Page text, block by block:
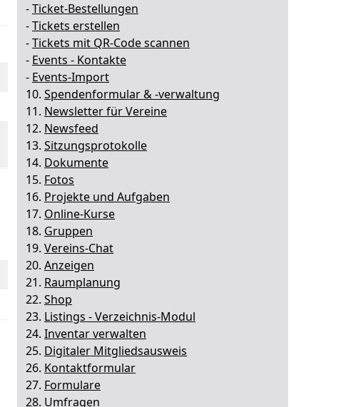
-Ticket-Bestellungen
-Tickets erstellen
-Tickets mit QR-Code scannen
- Events - Kontakte
- Events-Import
10. Spendenformular & -verwaltung
11. Newsletter für Vereine
12. Newsfeed
13. Sitzungsprotokolle
14. Dokumente
15. Fotos
16. Projekte und Aufgaben
17. Online-Kurse
18. Gruppen
19. Vereins-Chat
20. Anzeigen
21. Raumplanung
22. Shop
23. Listings - Verzeichnis-Modul
24. Inventar verwalten
25. Digitaler Mitgliedsausweis
26. Kontaktformular
27. Formulare
28. Umfragen